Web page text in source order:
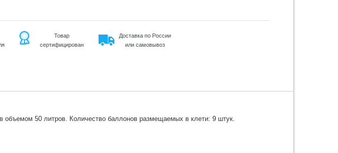
Товар
сертифицирован
Доставка по России
или самовывоз
объемом 50 литров. Количество баллонов размещаемых в клети: 9 штук.